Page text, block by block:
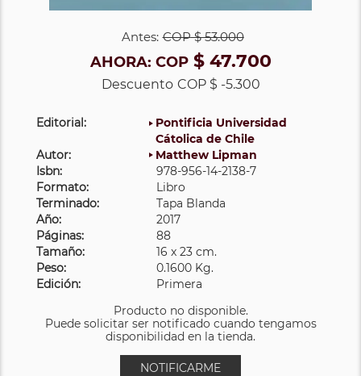
Antes: COP$ 53.000
AHORA: COP$ 47.700
Descuento COP $ -5.300
Editorial:
Pontificia Universidad
Cátolica de Chile
Autor:
Matthew Lipman
Isbn:
978-956-14-2138-7
Formato:
Libro
Terminado:
Tapa Blanda
Año:
2017
Páginas:
88
Tamaño:
16 x 23 cm.
Peso:
0.1600 Kg.
Edición:
Primera
Producto no disponible.
Puede solicitar ser notificado cuando tengamos
disponibilidad en la tienda.
NOTIFICARME